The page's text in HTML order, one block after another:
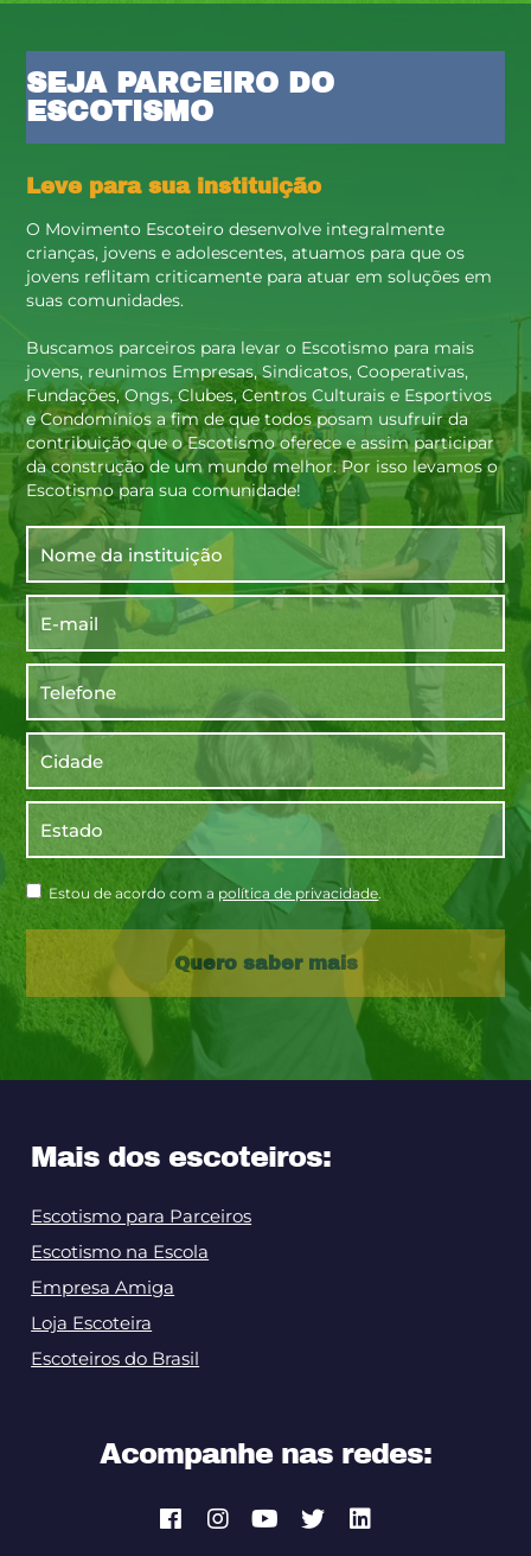
SEJA PARCEIRO DO
ESCOTISMO
Leve para sua instituição
O Movimento Escoteiro desenvolve integralmente
crianças, jovens e adolescentes, atuamos para que os
jovens reflitam criticamente para atuar em soluções em
suas comunidades.
Buscamos parceiros para levar o Escotismo para mais
jovens, reunimos Empresas, Sindicatos, Cooperativas,
Fundações, Ongs, Clubes, Centros Culturais e Esportivos
e Condomínios a fim de que todos posam usufruir da
contribuição que o Escotismo oferece e assim participar
da construção de um mundo melhor. Por isso levamos o
Escotismo para sua comunidade!
Estou de acordo com a política de privacidade.
Mais dos escoteiros:
Escotismo para Parceiros
Escotismo na Escola
Empresa Amiga
Loja Escoteira
Escoteiros do Brasil
Acompanhe nas redes: